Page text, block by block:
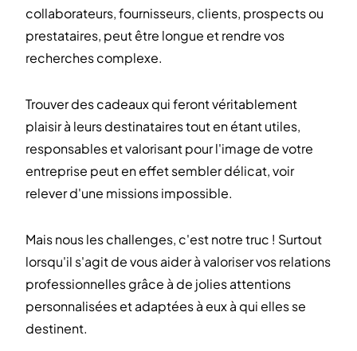
collaborateurs, fournisseurs, clients, prospects ou
prestataires, peut être longue et rendre vos
recherches complexe.
Trouver des cadeaux qui feront véritablement
plaisir à leurs destinataires tout en étant utiles,
responsables et valorisant pour l'image de votre
entreprise peut en effet sembler délicat, voir
relever d'une missions impossible.
Mais nous les challenges, c'est notre truc ! Surtout
lorsqu'il s'agit de vous aider à valoriser vos relations
professionnelles grâce à de jolies attentions
personnalisées et adaptées à eux à qui elles se
destinent.